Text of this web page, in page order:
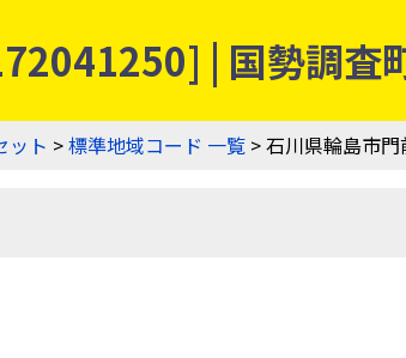
| 国勢調査
ット >標準地域コード 一覧 > 石川県輪島市